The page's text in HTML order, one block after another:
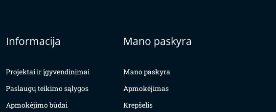
Informacija
Projektai ir įgyvendinimai
Paslaugų teikimo sąlygos
Apmokėjimo būdai
Mano paskyra
Mano paskyra
Apmokėjimas
Krepšelis